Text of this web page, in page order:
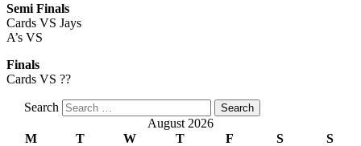
Semi Finals
Cards VS Jays
A’s VS
Finals
Cards VS ??
Search
August 2026
M
T W T F S S